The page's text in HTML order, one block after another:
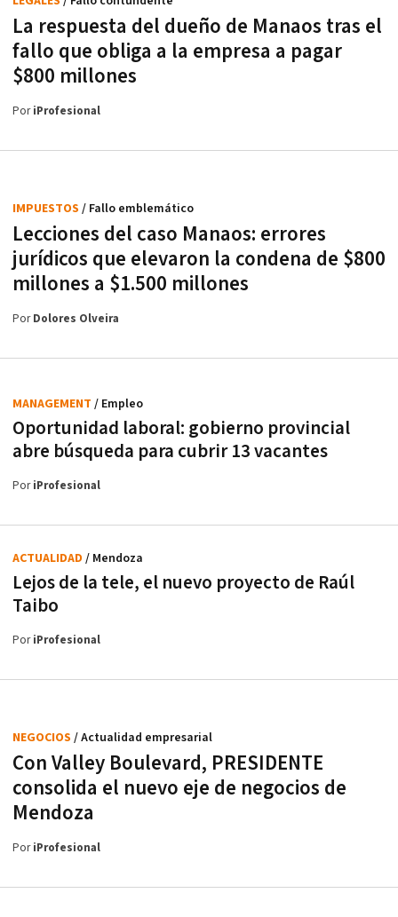
La respuesta del dueño de Manaos tras el
fallo que obliga a la empresa a pagar
$800 millones
PoriProfesional
Lecciones del caso Manaos: errores
jurídicos que elevaron la condena de $800
millones a $1.500 millones
IMPUESTOS / Fallo emblemático
PorDolores Olveira
Oportunidad laboral: gobierno provincial
abre búsqueda para cubrir 13 vacantes
MANAGEMENT / Empleo
PoriProfesional
Lejos de la tele, el nuevo proyecto de Raúl
Taibo
ACTUALIDAD / Mendoza
PoriProfesional
Con Valley Boulevard, PRESIDENTE
consolida el nuevo eje de negocios de
Mendoza
NEGOCIOS / Actualidad empresarial
PoriProfesional